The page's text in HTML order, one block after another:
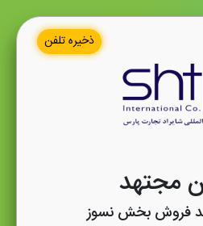
ذخیره تلفن
مجتهد
فروش بخش نسوز